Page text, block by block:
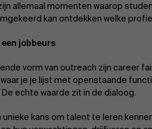
allemaal momenten waarop
kan ontdekken welke
jobbeurs
vorm van outreach zijn career
je je lijst met openstaande
echte waarde zit in de dialoog.
kans om talent te leren